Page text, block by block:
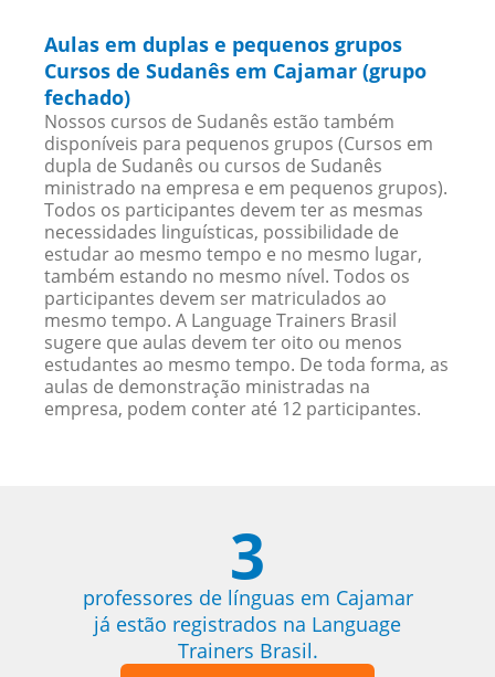
Aulas em duplas e pequenos grupos
Cursos de Sudanês em Cajamar (grupo
fechado)
Nossos cursos de Sudanês estão também
disponíveis para pequenos grupos (Cursos em
dupla de Sudanês ou cursos de Sudanês
ministrado na empresa e em pequenos grupos).
Todos os participantes devem ter as mesmas
necessidades linguísticas, possibilidade de
estudar ao mesmo tempo e no mesmo lugar,
também estando no mesmo nível. Todos os
participantes devem ser matriculados ao
mesmo tempo. A Language Trainers Brasil
sugere que aulas devem ter oito ou menos
estudantes ao mesmo tempo. De toda forma, as
aulas de demonstração ministradas na
empresa, podem conter até 12 participantes.
3
professores de línguas em Cajamar
já estão registrados na Language
Trainers Brasil.